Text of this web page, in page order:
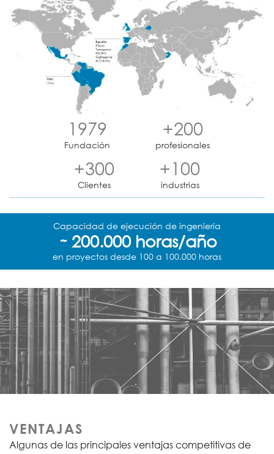
1979
Fundación
+200
profesionales
+300
Clientes
+100
industrias
Capacidad de ejecución de ingeniería
˜ 200.000 horas/año
en proyectos desde 100 a 100.000 horas
VENTAJAS
Algunas de las principales ventajas competitivas de